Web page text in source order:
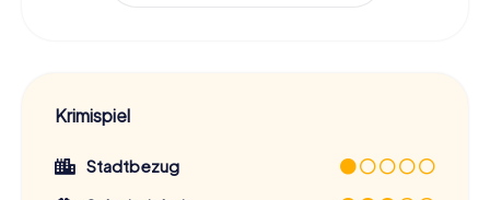
Krimispiel
Stadtbezug